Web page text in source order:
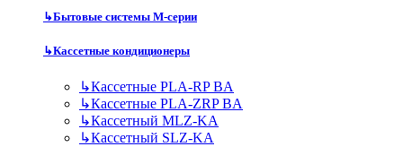
↳Бытовые системы M-серии
↳Кассетные кондиционеры
↳Кассетные PLA-RP BA
↳Кассетные PLA-ZRP BA
↳Кассетный MLZ-KA
↳Кассетный SLZ-KA